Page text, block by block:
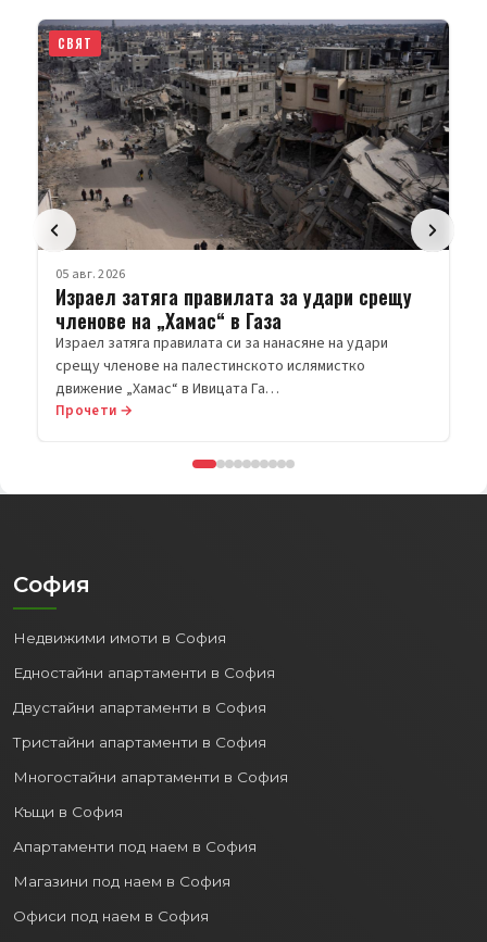
СВЯТ
05 авг. 2026
Израел затяга правилата за удари срещу
членове на „Хамас“ в Газа
Израел затяга правилата си за нанасяне на удари
срещу членове на палестинското ислямистко
движение „Хамас“ в Ивицата Га…
Прочети →
София
Недвижими имоти в София
Едностайни апартаменти в София
Двустайни апартаменти в София
Тристайни апартаменти в София
Многостайни апартаменти в София
Къщи в София
Апартаменти под наем в София
Магазини под наем в София
Офиси под наем в София